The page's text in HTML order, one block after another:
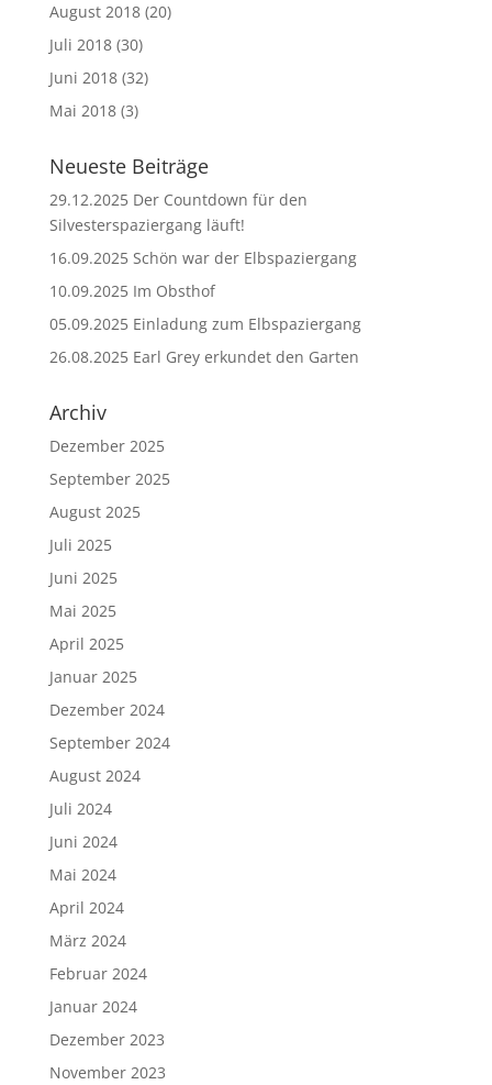
August 2018(20)
Juli 2018(30)
Juni 2018(32)
Mai 2018(3)
Neueste Beiträge
29.12.2025 Der Countdown für den
Silvesterspaziergang läuft!
16.09.2025 Schön war der Elbspaziergang
10.09.2025 Im Obsthof
05.09.2025 Einladung zum Elbspaziergang
26.08.2025 Earl Grey erkundet den Garten
Archiv
Dezember 2025
September 2025
August 2025
Juli 2025
Juni 2025
Mai 2025
April 2025
Januar 2025
Dezember 2024
September 2024
August 2024
Juli 2024
Juni 2024
Mai 2024
April 2024
März 2024
Februar 2024
Januar 2024
Dezember 2023
November 2023